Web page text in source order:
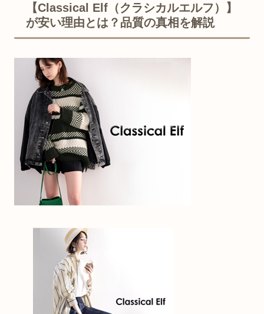
【Classical Elf（クラシカルエルフ）】
が安い理由とは？品質の真相を解説